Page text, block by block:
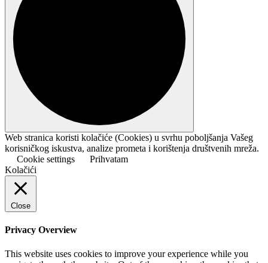
Web stranica koristi kolačiće (Cookies) u svrhu poboljšanja Vašeg
korisničkog iskustva, analize prometa i korištenja društvenih mreža.
Cookie settings
Prihvatam
Kolačići
Close
Privacy Overview
This website uses cookies to improve your experience while you